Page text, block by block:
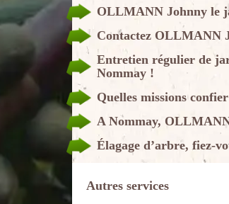
OLLMANN Johnny le
Contactez OLLMANN
Entretien régulier de
Nommay !
Quelles missions
A Nommay,
Élagage d’arbre, fiez-
Autres services